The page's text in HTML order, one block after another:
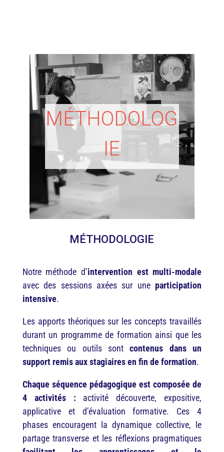
MÉTHODOLOG
IE
MÉTHODOLOGIE
Notre méthode d’intervention est multi-modale
avec des sessions axées sur une participation
intensive.
Les apports théoriques sur les concepts travaillés
durant un programme de formation ainsi que les
techniques ou outils sontcontenus dans un
support remis aux stagiaires en fin de formation.
Chaque séquence pédagogique est composée de
4 activités : activité découverte, expositive,
applicative et d’évaluation formative. Ces 4
phases encouragent la dynamique collective, le
partage transverse et les réflexions pragmatiques